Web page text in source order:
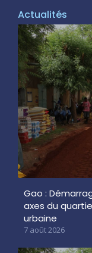
Actualités
Gao :
axes du
urbaine
7 août 2026